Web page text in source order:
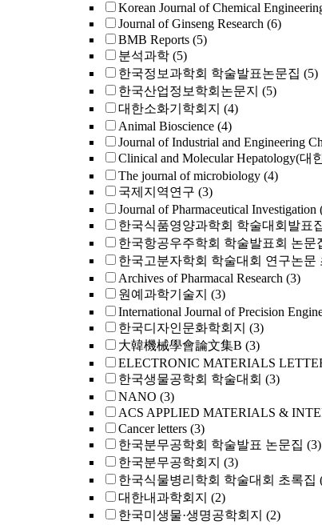
Korean Journal of Chemical
Journal of Ginseng Research (6)
BMB Reports (5)
분석과학 (5)
한국정보과학회 학술발표논문집 (5)
한국산업정보학회논문지 (5)
대한소화기학회지 (4)
Animal Bioscience (4)
Journal of Industrial and Engineering
Clinical and Molecular Hepatology(대
The journal of microbiology (4)
국제지역연구 (3)
Journal of Pharmaceutical Investigation
한국식품영양과학회 학술대회발표
한국항공우주학회 학술발표회 논문
한국고분자학회 학술대회 연구논문
Archives of Pharmacal Research (3)
원예과학기술지 (3)
International Journal of Precision
한국디자인문화학회지 (3)
大韓機械學會論文集B (3)
ELECTRONIC MATERIALS
한국생물공학회 학술대회 (3)
NANO (3)
ACS APPLIED MATERIALS &
Cancer letters (3)
한국분무공학회 학술발표 논문집 (3)
한국분무공학회지 (3)
한국식물병리학회 학술대회 초록집
대한내과학회지 (2)
한국미생물·생명공학회지 (2)